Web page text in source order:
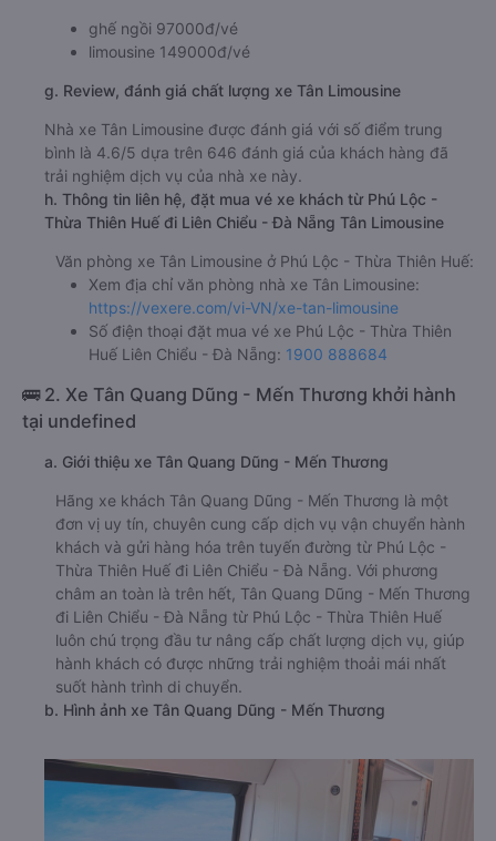
ghế ngồi 97000đ/vé
limousine 149000đ/vé
g. Review, đánh giá chất lượng xe Tân Limousine
Nhà xe Tân Limousine được đánh giá với số điểm trung
bình là 4.6/5 dựa trên 646 đánh giá của khách hàng đã
trải nghiệm dịch vụ của nhà xe này.
h. Thông tin liên hệ, đặt mua vé xe khách từ Phú Lộc -
Thừa Thiên Huế đi Liên Chiểu - Đà Nẵng Tân Limousine
Văn phòng xe Tân Limousine ở Phú Lộc - Thừa Thiên Huế:
Xem địa chỉ văn phòng nhà xe Tân Limousine:
https://vexere.com/vi-VN/xe-tan-limousine
Số điện thoại đặt mua vé xe Phú Lộc - Thừa Thiên
Huế Liên Chiểu - Đà Nẵng: 1900 888684
🚌 2. Xe Tân Quang Dũng - Mến Thương khởi hành
tại undefined
a. Giới thiệu xe Tân Quang Dũng - Mến Thương
Hãng xe khách Tân Quang Dũng - Mến Thương là một
đơn vị uy tín, chuyên cung cấp dịch vụ vận chuyển hành
khách và gửi hàng hóa trên tuyến đường từ Phú Lộc -
Thừa Thiên Huế đi Liên Chiểu - Đà Nẵng. Với phương
châm an toàn là trên hết, Tân Quang Dũng - Mến Thương
đi Liên Chiểu - Đà Nẵng từ Phú Lộc - Thừa Thiên Huế
luôn chú trọng đầu tư nâng cấp chất lượng dịch vụ, giúp
hành khách có được những trải nghiệm thoải mái nhất
suốt hành trình di chuyển.
b. Hình ảnh xe Tân Quang Dũng - Mến Thương